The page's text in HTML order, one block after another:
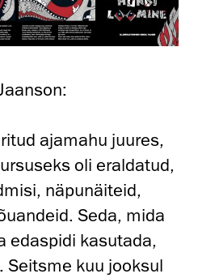
ajamahu juures,
oli eraldatud,
näpunäiteid,
Seda, mida
edaspidi kasutada,
Seitsme kuu jooksul